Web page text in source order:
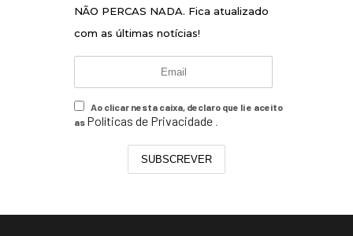
NÃO PERCAS NADA. Fica atualizado
com as últimas notícias!
Ao clicar nesta caixa, declaro que li e aceito
as Políticas de Privacidade .
SUBSCREVER